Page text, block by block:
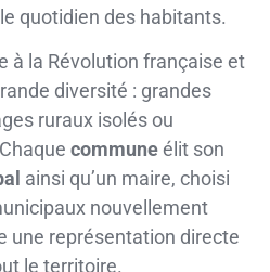
quotidien des habitants.
à la Révolution française et
diversité : grandes
ruraux isolés ou
communeélit son
ainsi qu’un maire, choisi
nouvellement
une représentation directe
le territoire.